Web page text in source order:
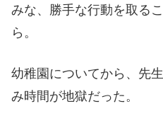
みな、勝手な行動を取る
ら。
幼稚園についてから、先
み時間が地獄だった。